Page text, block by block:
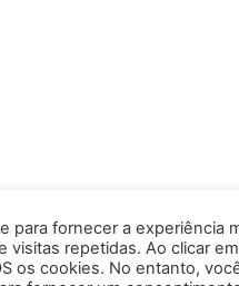
para fornecer a experiência
visitas repetidas. Ao clicar
os cookies. No entanto,